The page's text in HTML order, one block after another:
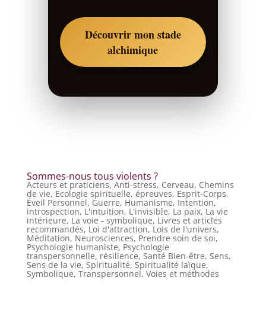
Découvrir mon stade
alchimique
Sommes-nous tous violents ?
Acteurs et praticiens, Anti-stress, Cerveau, Chemins
de vie, Ecologie spirituelle, épreuves, Esprit-Corps,
Éveil Personnel, Guerre, Humanisme, Intention,
introspection, L'intuition, L'invisible, La paix, La vie
intérieure, La voie - symbolique, Livres et articles
recommandés, Loi d'attraction, Lois de l'univers,
Méditation, Neurosciences, Prendre soin de soi,
Psychologie humaniste, Psychologie
transpersonnelle, résilience, Santé Bien-être, Sens,
Sens de la vie, Spiritualité, Spiritualité laïque,
Symbolique, Transpersonnel, Voies et méthodes